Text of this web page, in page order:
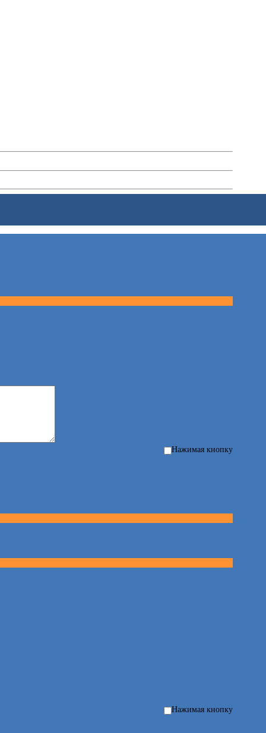
Нажимая кнопку
Нажимая кнопку